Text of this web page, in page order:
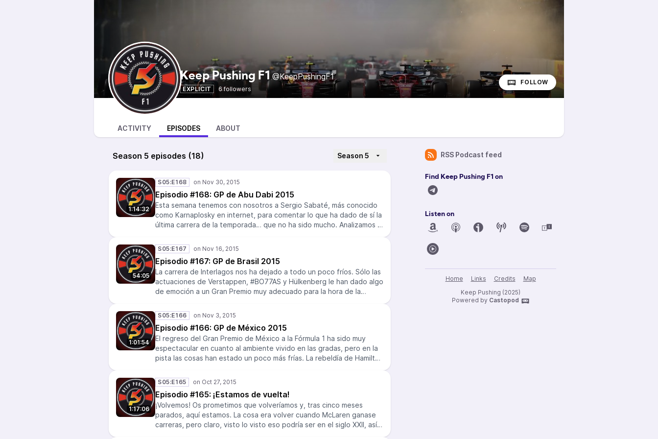
Keep Pushing F1 @KeepPushingF1
EXPLICIT 6 followers
FOLLOW
ACTIVITY EPISODES ABOUT
Season 5 episodes (18) Season 5
1:14:32
S05:E168
Episodio #168: GP de Abu Dabi 2015
Esta semana tenemos con nosotros a Sergio Sabaté, más conocido
como Karnaplosky en internet, para comentar lo que ha dado de sí la
última carrera de la temporada… que no ha sido mucho. Analizamos la
de Vettel y las múltiples sanciones que se llevó Max Verstappen.
También anunciamos el ganador de la LigaKP. Y todo bajo la etiqueta
de ‘explicit’. ¡A disfrutarlo!
54:05
S05:E167
Episodio #167: GP de Brasil 2015
La carrera de Interlagos nos ha dejado a todo un poco fríos. Sólo las
actuaciones de Verstappen, #BO77AS y Hülkenberg le han dado algo
de emoción a un Gran Premio muy adecuado para la hora de la
David Pereira, la persona que nos “presentó” al pequeño genio el
año pasado, antes de su debut en F1. ¡Esperamos que disfrutéis del
capítulo más que de la carrera!
1:01:54
S05:E166
Episodio #166: GP de México 2015
El regreso del Gran Premio de México a la Fórmula 1 ha sido muy
espectacular en cuanto al ambiente vivido en las gradas, pero en la
pista las cosas han estado un poco más frías. La rebeldía de Hamilton
convertido, por fin, una de sus poles en victoria. Comentamos la
venganza de #BO77AS, el doble abandono de Ferrari, la “carrera” de
Alonso y la tensión vivida por el bravo bolardo del pit-lane. ¡Pica,
güey!
1:17:06
S05:E165
Episodio #165: ¡Estamos de vuelta!
¡Volvemos! Os prometimos que volveríamos y, tras cinco meses
parados, aquí estamos. La cosa era volver cuando McLaren ganase
carreras, pero claro, visto lo visto eso podría ser en el siglo XXII, así
RSS Podcast feed
Find Keep Pushing F1 on
Listen on
Home Links Credits
Map
Keep Pushing (2025)
Powered by Castopod